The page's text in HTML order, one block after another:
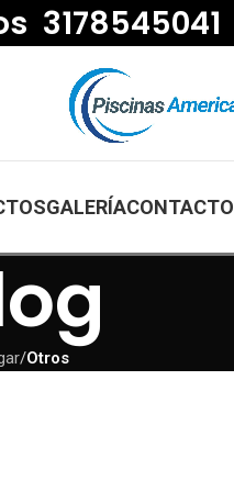
3178545041
GALERÍACONTACTO
/Otros